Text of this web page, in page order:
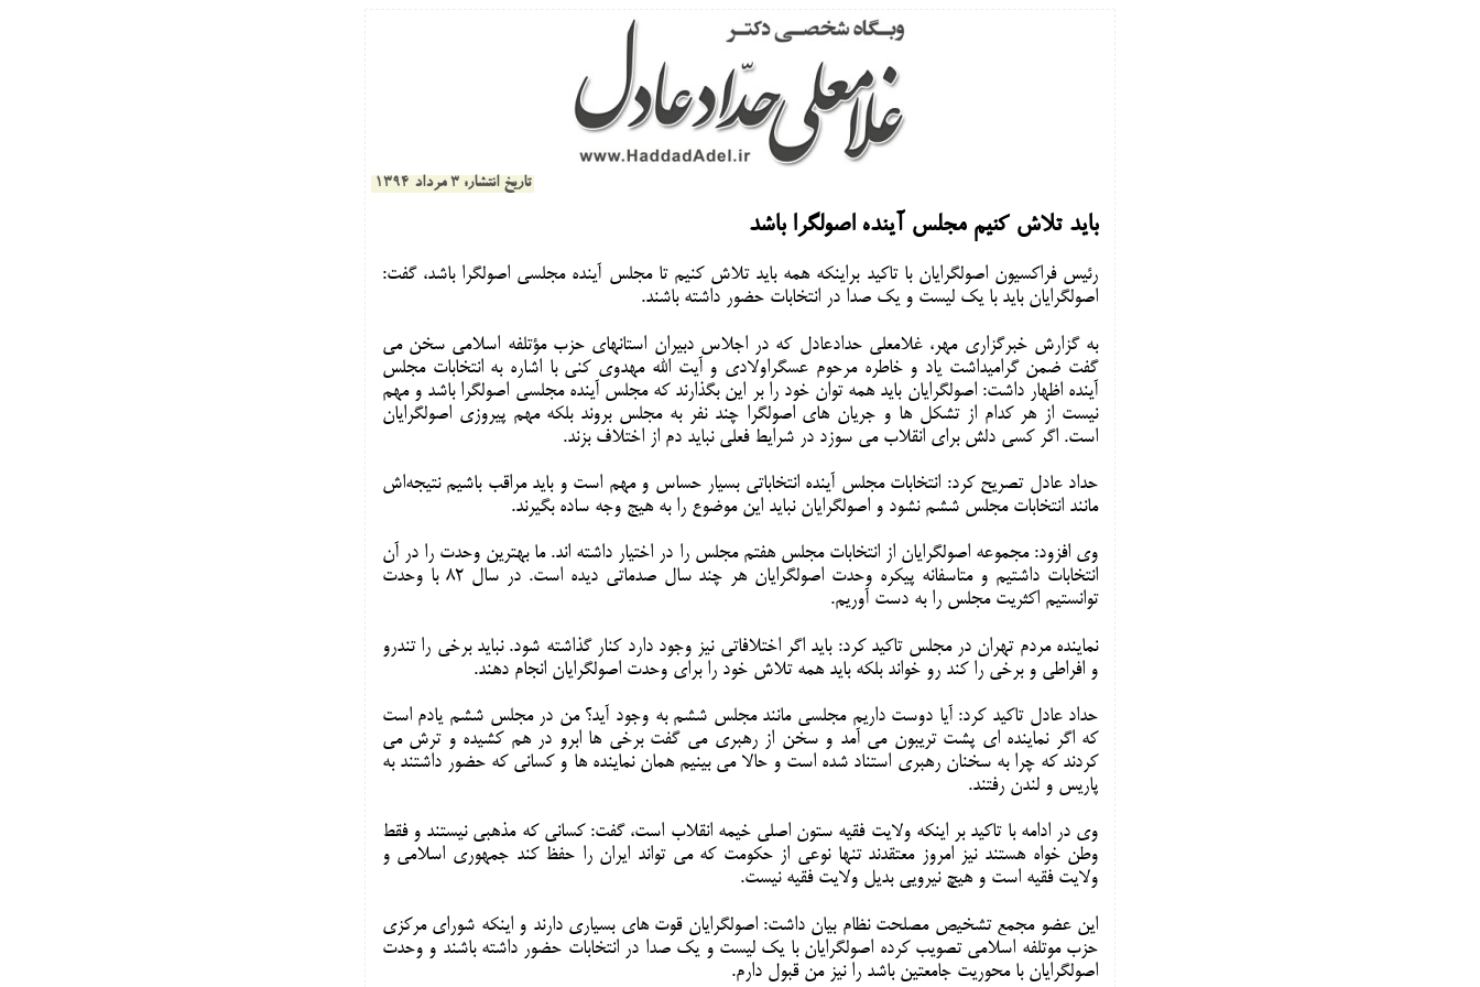
تاریخ انتشار: 3 مرداد 1394
باید تلاش کنیم مجلس آینده اصولگرا باشد
رئیس فراکسیون اصولگرایان با تاکید براینکه همه باید تلاش کنیم تا مجلس آینده مجلسی اصولگرا باشد، گفت:
اصولگرایان باید با یک لیست و یک صدا در انتخابات حضور داشته باشند.
به گزارش خبرگزاری مهر، غلامعلی حدادعادل که در اجلاس دبیران استانهای حزب مؤتلفه اسلامی سخن می
گفت ضمن گرامیداشت یاد و خاطره مرحوم عسگراولادی و آیت الله مهدوی کنی با اشاره به انتخابات مجلس
آینده اظهار داشت: اصولگرایان باید همه توان خود را بر این بگذارند که مجلس آینده مجلسی اصولگرا باشد و مهم
نیست از هر کدام از تشکل ها و جریان های اصولگرا چند نفر به مجلس بروند بلکه مهم پیروزی اصولگرایان
است. اگر کسی دلش برای انقلاب می سوزد در شرایط فعلی نباید دم از اختلاف بزند.
حداد عادل تصریح کرد: انتخابات مجلس آینده انتخاباتی بسیار حساس و مهم است و باید مراقب باشیم نتیجهاش
مانند انتخابات مجلس ششم نشود و اصولگرایان نباید این موضوع را به هیج وجه ساده بگیرند.
وی افزود: مجموعه اصولگرایان از انتخابات مجلس هفتم مجلس را در اختیار داشته اند. ما بهترین وحدت را در آن
انتخابات داشتیم و متاسفانه پیکره وحدت اصولگرایان هر چند سال صدماتی دیده است. در سال ۸۲ با وحدت
توانستیم اکثریت مجلس را به دست آوریم.
نماینده مردم تهران در مجلس تاکید کرد: باید اگر اختلافاتی نیز وجود دارد کنار گذاشته شود. نباید برخی را تندرو
و افراطی و برخی را کند رو خواند بلکه باید همه تلاش خود را برای وحدت اصولگرایان انجام دهند.
حداد عادل تاکید کرد: آیا دوست داریم مجلسی مانند مجلس ششم به وجود آید؟ من در مجلس ششم یادم است
که اگر نماینده ای پشت تریبون می آمد و سخن از رهبری می گفت برخی ها ابرو در هم کشیده و ترش می
کردند که چرا به سخنان رهبری استناد شده است و حالا می بینیم همان نماینده ها و کسانی که حضور داشتند به
پاریس و لندن رفتند.
وی در ادامه با تاکید بر اینکه ولایت فقیه ستون اصلی خیمه انقلاب است، گفت: کسانی که مذهبی نیستند و فقط
وطن خواه هستند نیز امروز معتقدند تنها نوعی از حکومت که می تواند ایران را حفظ کند جمهوری اسلامی و
ولایت فقیه است و هیچ نیرویی بدیل ولایت فقیه نیست.
این عضو مجمع تشخیص مصلحت نظام بیان داشت: اصولگرایان قوت های بسیاری دارند و اینکه شورای مرکزی
حزب موتلفه اسلامی تصویب کرده اصولگرایان با یک لیست و یک صدا در انتخابات حضور داشته باشند و وحدت
اصولگرایان با محوریت جامعتین باشد را نیز من قبول دارم.